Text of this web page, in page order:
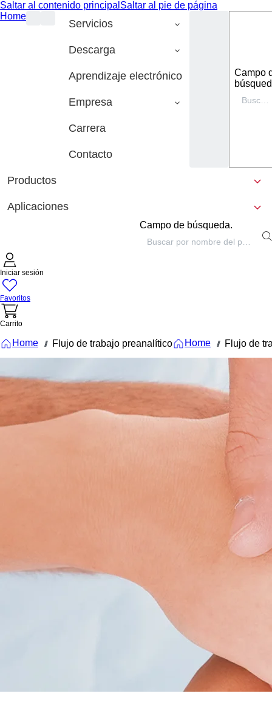
Saltar al contenido principal Saltar al pie de página
Home
Servicios
Descarga
Aprendizaje electrónico
Empresa
Carrera
Contacto
Campo
Productos
Aplicaciones
Campo de búsqueda.
Iniciar sesión
Favoritos
Carrito
Home /// Flujo de trabajo preanalítico Home /// Flujo de